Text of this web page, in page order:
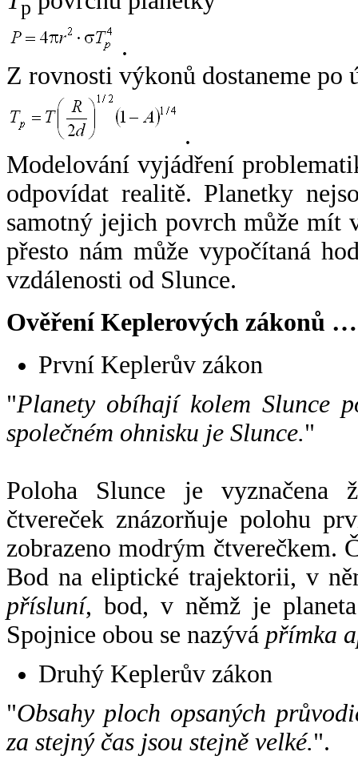
p
.
Z rovnosti výkonů dostaneme po
.
Modelování vyjádření
odpovídat realitě. Planetky
samotný jejich povrch může mít
přesto nám může vypočítaná
vzdálenosti od Slunce.
Ověření Keplerových zákonů …
První Keplerův zákon
"Planety obíhají kolem Slunce
společném ohnisku je Slunce."
Poloha Slunce je vyznačena
čtvereček znázorňuje polohu
zobrazeno modrým čtverečkem.
Bod na eliptické trajektorii, v
přísluní, bod, v němž je
Spojnice obou se nazývá přímka
Druhý Keplerův zákon
"Obsahy ploch opsaných
za stejný čas jsou stejně velké.".